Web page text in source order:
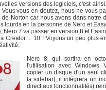
versions des logiciels, c'est
vous en doutez, nous ne vous
Norton car nous avons dans notre
lourds en la personne de Nero et
Nero 7 va passer en version 8 et
Creator ... 10 ! Voyons un peu plus
Nero 8, qui sortira en
l'utilisation avec Windows
copier un disque d'un seul
la sidebar), il intégrera un
direct aux fonctionnalités)